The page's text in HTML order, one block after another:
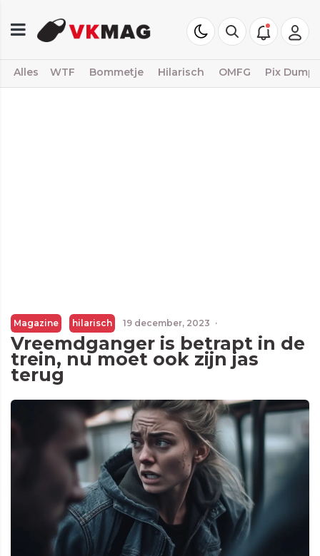
Alles WTF Bommetje Hilarisch OMFG Pix Dump
Magazine hilarisch 19 december, 2023 ·
Vreemdganger is betrapt in de
trein, nu moet ook zijn jas
terug